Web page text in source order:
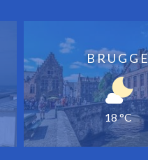
BRUGGE
18 °C